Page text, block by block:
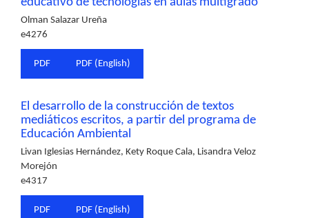
Olman Salazar Ureña
e4276
PDF PDF (English)
El desarrollo de la construcción de textos
mediáticos escritos, a partir del programa de
Educación Ambiental
Livan Iglesias Hernández, Kety Roque Cala, Lisandra Veloz
Morejón
e4317
PDF PDF (English)